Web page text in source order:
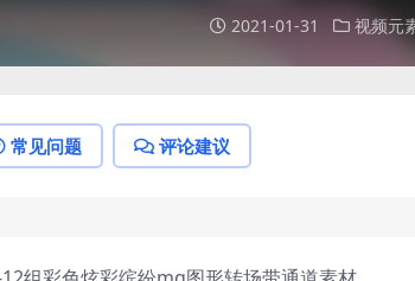
2021-01-31 视频元
常见问题 评论建议